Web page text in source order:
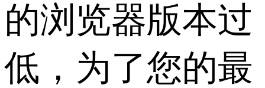
的浏览器版本过
低，为了您的最